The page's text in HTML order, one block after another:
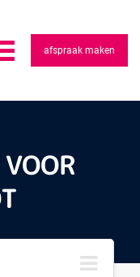
afspraak maken